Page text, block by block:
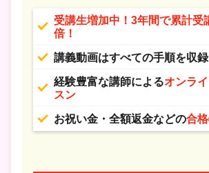
受講生増加中！3年間で累計受
倍！
講義動画はすべての手順を収録
経験豊富な講師によるオンラ
スン
お祝い金・全額返金などの合